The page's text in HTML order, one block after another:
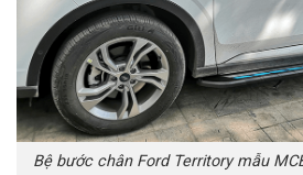
Bệ bước chân Ford Territory mẫu